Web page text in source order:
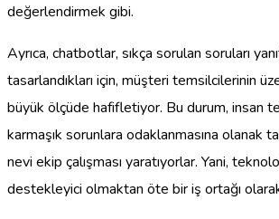
değerlendirmek gibi.
Ayrıca, chatbotlar, sıkça sorulan soruları
tasarlandıkları için, müşteri temsilcilerinin
büyük ölçüde hafifletiyor. Bu durum, insan
karmaşık sorunlara odaklanmasına olanak
nevi ekip çalışması yaratıyorlar. Yani,
destekleyici olmaktan öte bir iş ortağı